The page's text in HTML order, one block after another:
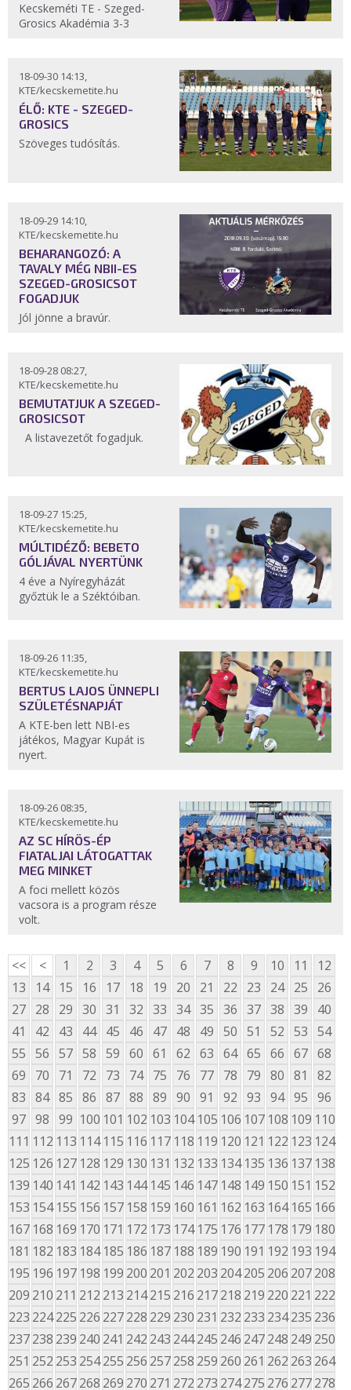
Kecskeméti TE - Szeged-
Grosics Akadémia 3-3
18-09-30 14:13,
KTE/kecskemetite.hu
ÉLŐ: KTE - SZEGED-
GROSICS
Szöveges tudósítás.
18-09-29 14:10,
KTE/kecskemetite.hu
BEHARANGOZÓ: A
TAVALY MÉG NBII-ES
SZEGED-GROSICSOT
FOGADJUK
Jól jönne a bravúr.
18-09-28 08:27,
KTE/kecskemetite.hu
BEMUTATJUK A SZEGED-
GROSICSOT
A listavezetőt fogadjuk.
18-09-27 15:25,
KTE/kecskemetite.hu
MÚLTIDÉZŐ: BEBETO
GÓLJÁVAL NYERTÜNK
4 éve a Nyíregyházát
győztük le a Széktóiban.
18-09-26 11:35,
KTE/kecskemetite.hu
BERTUS LAJOS ÜNNEPLI
SZÜLETÉSNAPJÁT
A KTE-ben lett NBI-es
játékos, Magyar Kupát is
nyert.
18-09-26 08:35,
KTE/kecskemetite.hu
AZ SC HÍRÖS-ÉP
FIATALJAI LÁTOGATTAK
MEG MINKET
A foci mellett közös
vacsora is a program része
volt.
<< < 1 2 3 4 5 6 7 8 9 10 11
12
13
14 15 16 17 18 19 20 21 22 23 24 25
26
27 28 29 30 31 32 33 34 35 36 37 38 39
40
41
42 43 44 45 46 47 48 49 50 51 52 53 54
55 56 57 58 59 60 61 62 63 64 65 66 67 68
69
70 71 72 73 74 75 76 77 78 79 80 81
82
83 84 85 86 87 88 89 90 91 92 93 94 95 96
97 98 99 100 101 102 103 104 105 106 107 108 109 110
111 112 113 114 115 116 117 118 119 120 121 122 123 124
125 126 127 128 129 130 131 132 133 134 135 136 137 138
139 140 141 142 143 144 145 146 147 148 149 150 151 152
153 154 155 156 157 158 159 160 161 162 163 164 165 166
167 168 169 170 171 172 173 174 175 176 177 178 179 180
181 182 183 184 185 186 187 188 189 190 191 192 193 194
195 196 197 198 199 200 201 202 203 204205 206 207208
209 210 211 212 213 214215 216 217218 219 220 221 222
223 224225 226 227228 229 230 231 232 233 234235 236
237238 239 240 241 242 243 244245 246 247248 249 250
251 252 253 254255 256 257258 259 260 261 262 263 264
265 266 267268 269 270 271 272 273 274275 276 277278